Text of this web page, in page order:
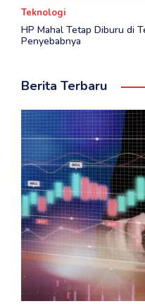
Teknologi
HP Mahal Tetap Diburu di
Penyebabnya
Berita Terbaru